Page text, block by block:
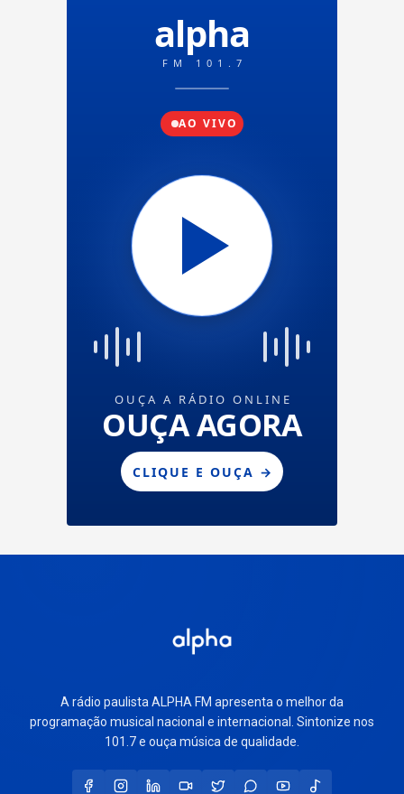
A rádio paulista ALPHA FM apresenta o melhor da
programação musical nacional e internacional. Sintonize nos
101.7 e ouça música de qualidade.